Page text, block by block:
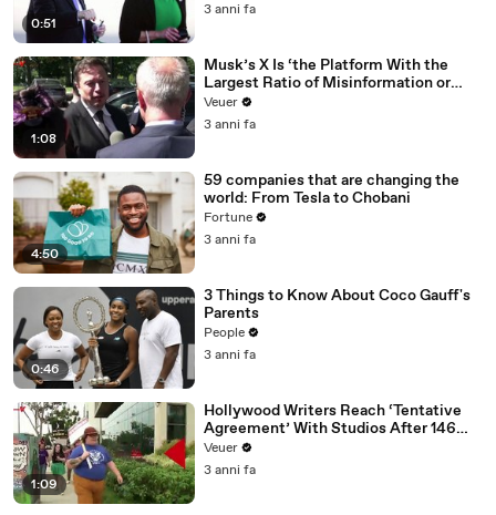
0:51
3 anni fa
1:08
Musk’s X Is ‘the Platform With the
Largest Ratio of Misinformation or
Disinformation’ Amongst All Social
Media Platforms
Veuer
3 anni fa
4:50
59 companies that are changing the
world: From Tesla to Chobani
Fortune
3 anni fa
0:46
3 Things to Know About Coco Gauff's
Parents
People
3 anni fa
1:09
Hollywood Writers Reach ‘Tentative
Agreement’ With Studios After 146
Day Strike
Veuer
3 anni fa